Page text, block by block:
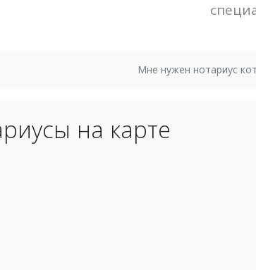
Мне нужен нотариус
на карте